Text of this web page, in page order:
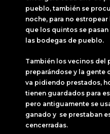
pueblo, también se
noche, para no
que los quintos se
las bodegas de pueblo.
También los vecinos del
preparándose y la gente
va pidiendo prestados,
tienen guardados para
pero antiguamente se
ganado y se prestaban
cencerradas.